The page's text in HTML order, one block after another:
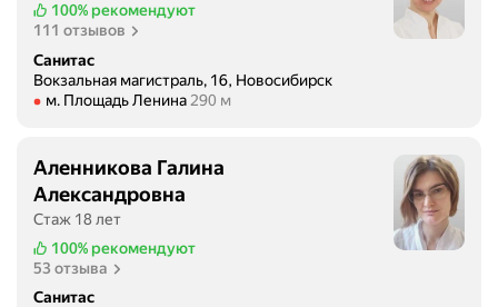
100% рекомендуют
111 отзывов
Санитас
Вокзальная магистраль, 16, Новосибирск
Метро м. Площадь Ленина Расстояние 290 м
м. Площадь Ленина 290 м
Аленникова Галина
Александровна
Стаж 18 лет
100% рекомендуют
53 отзыва
Санитас